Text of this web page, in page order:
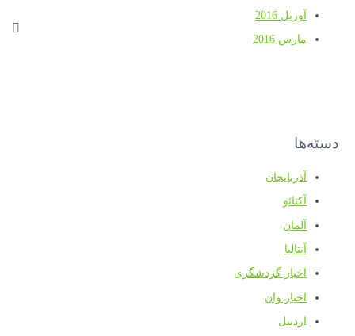
آوریل 2016
مارس 2016
دسته‌ها
آذربایجان
آکتائو
آلمان
آنتالیا
اخبار گردشگری
اخبار وان
اردبیل